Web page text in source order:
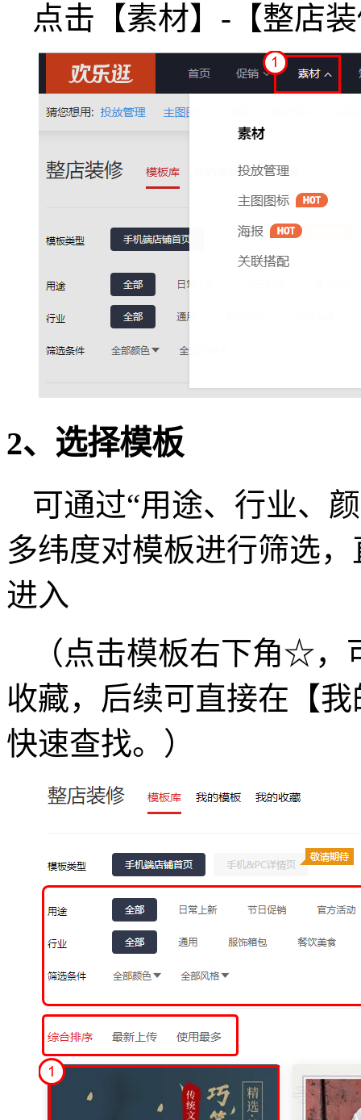
点击【素材】-【整店
2、选择模板
可通过“用途、行业、
多纬度对模板进行筛选
进入
（点击模板右下角☆，
收藏，后续可直接在【
快速查找。）